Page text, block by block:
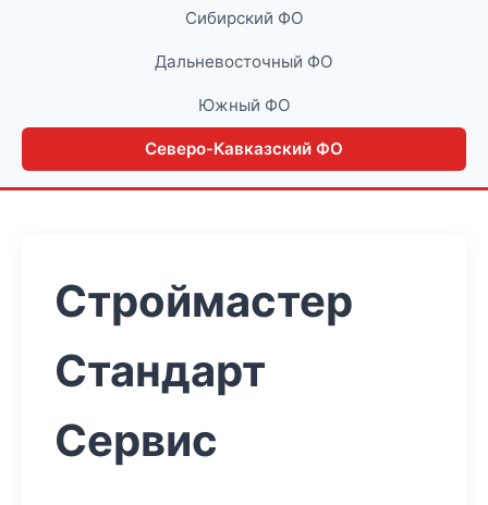
Сибирский ФО
Дальневосточный ФО
Южный ФО
Северо-Кавказский ФО
Строймастер
Стандарт
Сервис